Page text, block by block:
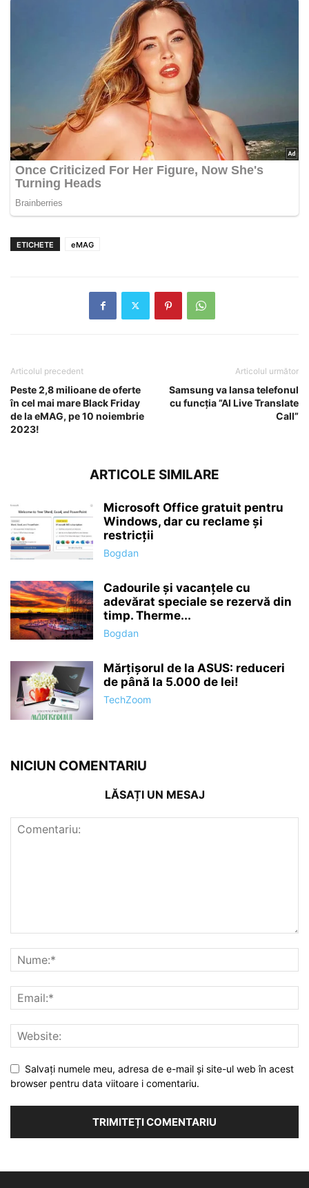
ETICHETE eMAG
Articolul precedent
Peste 2,8 milioane de oferte
în cel mai mare Black Friday
de la eMAG, pe 10 noiembrie
2023!
Articolul următor
Samsung va lansa telefonul
cu funcția ”AI Live Translate
Call”
ARTICOLE SIMILARE
Microsoft Office gratuit pentru
Windows, dar cu reclame și
restricții
Bogdan
Cadourile și vacanțele cu
adevărat speciale se rezervă din
timp. Therme...
Bogdan
Mărțișorul de la ASUS: reduceri
de până la 5.000 de lei!
TechZoom
NICIUN COMENTARIU
LĂSAȚI UN MESAJ
Salvați numele meu, adresa de e-mail și site-ul web în acest
browser pentru data viitoare i comentariu.